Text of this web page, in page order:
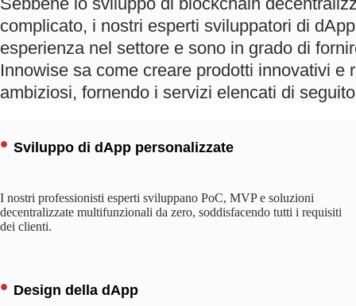
complicato, i nostri esperti sviluppatori di
esperienza nel settore e sono in grado di
Innowise sa come creare prodotti innovativi e
ambiziosi, fornendo i servizi elencati di
Sviluppo di dApp personalizzate
I nostri professionisti esperti sviluppano PoC, MVP e soluzioni
decentralizzate multifunzionali da zero, soddisfacendo tutti i requisiti
dei clienti.
Design della dApp